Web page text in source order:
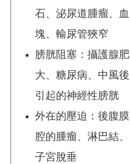
石、泌尿道腫瘤、血
塊、輸尿管狹窄
膀胱阻塞：攝護腺肥
大、糖尿病、中風後
引起的神經性膀胱
外在的壓迫：後腹膜
腔的腫瘤、淋巴結、
子宮脫垂